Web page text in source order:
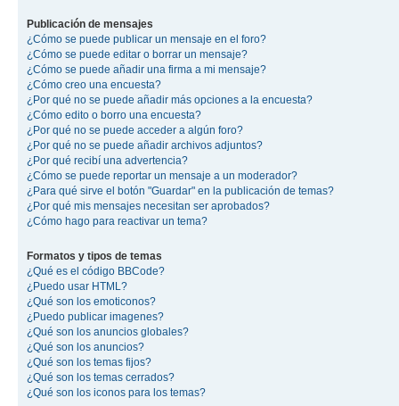
Publicación de mensajes
¿Cómo se puede publicar un mensaje en el foro?
¿Cómo se puede editar o borrar un mensaje?
¿Cómo se puede añadir una firma a mi mensaje?
¿Cómo creo una encuesta?
¿Por qué no se puede añadir más opciones a la encuesta?
¿Cómo edito o borro una encuesta?
¿Por qué no se puede acceder a algún foro?
¿Por qué no se puede añadir archivos adjuntos?
¿Por qué recibí una advertencia?
¿Cómo se puede reportar un mensaje a un moderador?
¿Para qué sirve el botón "Guardar" en la publicación de temas?
¿Por qué mis mensajes necesitan ser aprobados?
¿Cómo hago para reactivar un tema?
Formatos y tipos de temas
¿Qué es el código BBCode?
¿Puedo usar HTML?
¿Qué son los emoticonos?
¿Puedo publicar imagenes?
¿Qué son los anuncios globales?
¿Qué son los anuncios?
¿Qué son los temas fijos?
¿Qué son los temas cerrados?
¿Qué son los iconos para los temas?